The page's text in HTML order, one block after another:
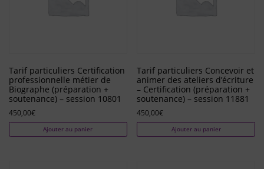
Tarif particuliers Certification
professionnelle métier de
Biographe (préparation +
soutenance) – session 10801
450,00€
Ajouter au panier
Tarif particuliers Concevoir et
animer des ateliers d’écriture
– Certification (préparation +
soutenance) – session 11881
450,00€
Ajouter au panier